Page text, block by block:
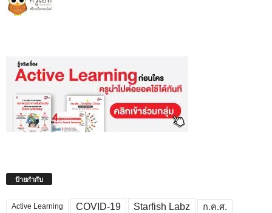
ป้ายกำกับ
Active Learning COVID-19 Starfish Labz ก.ค.ศ.